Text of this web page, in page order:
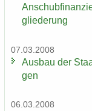
glie­de­rung
07.03.2008
Aus­bau der
gen
06.03.2008